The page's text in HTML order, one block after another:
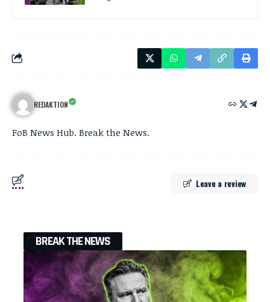
REDAKTION
FoB News Hub. Break the News.
Leave a review
BREAK THE NEWS